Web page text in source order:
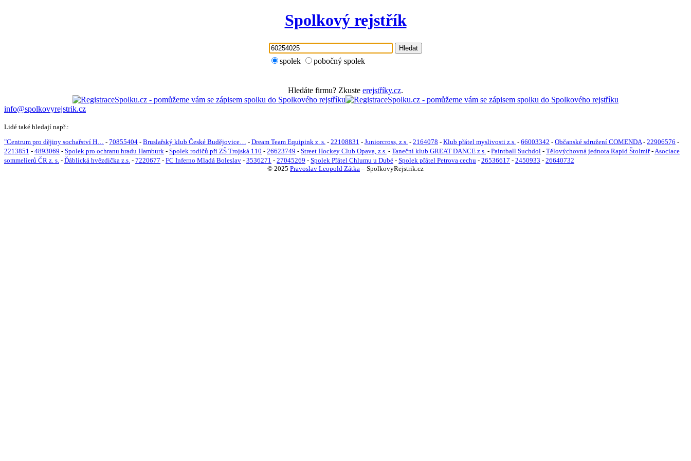
Spolkový rejstřík
Hledat
spolek pobočný spolek
Hledáte firmu? Zkuste erejstříky.cz.
info@spolkovyrejstrik.cz
Lidé také hledají např.:
"Centrum pro dějiny sochařství H… - 70855404 - Bruslařský klub České Budějovice… - Dream Team Equipink z. s. - 22108831 - Juniorcross, z.s. - 2164078 - Klub přátel myslivosti z.s. - 66003342 - Občanské sdružení COMENDA - 22906576 -
2213851 - 4893069 - Spolek pro ochranu hradu Hamburk - Spolek rodičů při ZŠ Trojská 110 - 26623749 - Street Hockey Club Opava, z.s. - Taneční klub GREAT DANCE z.s. - Paintball Suchdol - Tělovýchovná jednota Rapid Štolmíř -Asociace
sommelierů ČR z. s. - Ďáblická hvězdička z.s. - 7220677 - FC Inferno Mladá Boleslav - 3536271 - 27045269 - Spolek Přátel Chlumu u Dubé - Spolek přátel Petrova cechu - 26536617 - 2450933 - 26640732
© 2025 Pravoslav Leopold Zátka – SpolkovyRejstrik.cz